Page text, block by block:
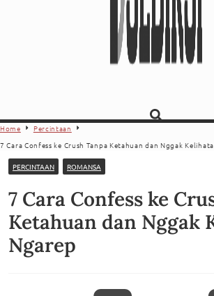
Home
Percintaan
7 Cara Confess ke Crush Tanpa Ketahuan dan Nggak
PERCINTAAN ROMANSA
7 Cara Confess ke
Ketahuan dan Nggak
Ngarep